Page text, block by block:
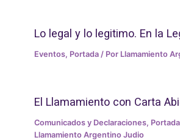
Lo legal y lo legitimo. En la
Eventos, Portada / Por Llamamiento
El Llamamiento con Carta
Comunicados y Declaraciones, Portada
Llamamiento Argentino Judio